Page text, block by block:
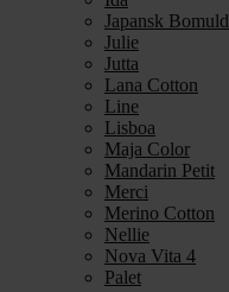
Japansk Bomuld
Julie
Jutta
Lana Cotton
Line
Lisboa
Maja Color
Mandarin Petit
Merci
Merino Cotton
Nellie
Nova Vita 4
Palet